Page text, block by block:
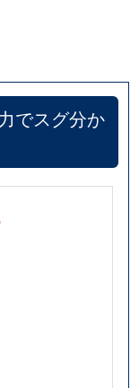
でスグ分か